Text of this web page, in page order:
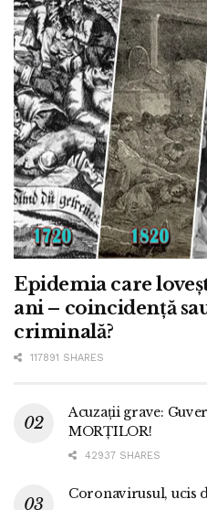
Epidemia care
ani – coincidență
criminală?
117891 SHARES
Acuzații grave:
MORȚILOR!
42937 SHARES
Coronavirusul, ucis